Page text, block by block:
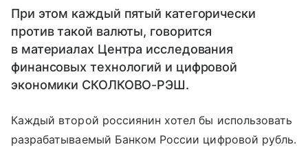
При этом каждый пятый категорически
против такой валюты, говорится
в материалах Центра исследования
финансовых технологий и цифровой
экономики СКОЛКОВО-РЭШ.
Каждый второй россиянин хотел бы использовать
разрабатываемый Банком России цифровой рубль.